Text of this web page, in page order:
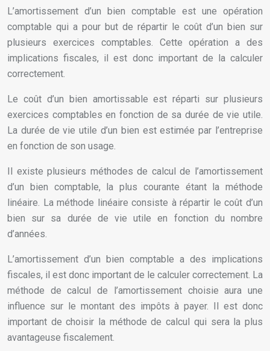
L’amortissement d’un bien comptable est une opération
comptable qui a pour but de répartir le coût d’un bien sur
plusieurs exercices comptables. Cette opération a des
implications fiscales, il est donc important de la calculer
correctement.
Le coût d’un bien amortissable est réparti sur plusieurs
exercices comptables en fonction de sa durée de vie utile.
La durée de vie utile d’un bien est estimée par l’entreprise
en fonction de son usage.
Il existe plusieurs méthodes de calcul de l’amortissement
d’un bien comptable, la plus courante étant la méthode
linéaire. La méthode linéaire consiste à répartir le coût d’un
bien sur sa durée de vie utile en fonction du nombre
d’années.
L’amortissement d’un bien comptable a des implications
fiscales, il est donc important de le calculer correctement. La
méthode de calcul de l’amortissement choisie aura une
influence sur le montant des impôts à payer. Il est donc
important de choisir la méthode de calcul qui sera la plus
avantageuse fiscalement.